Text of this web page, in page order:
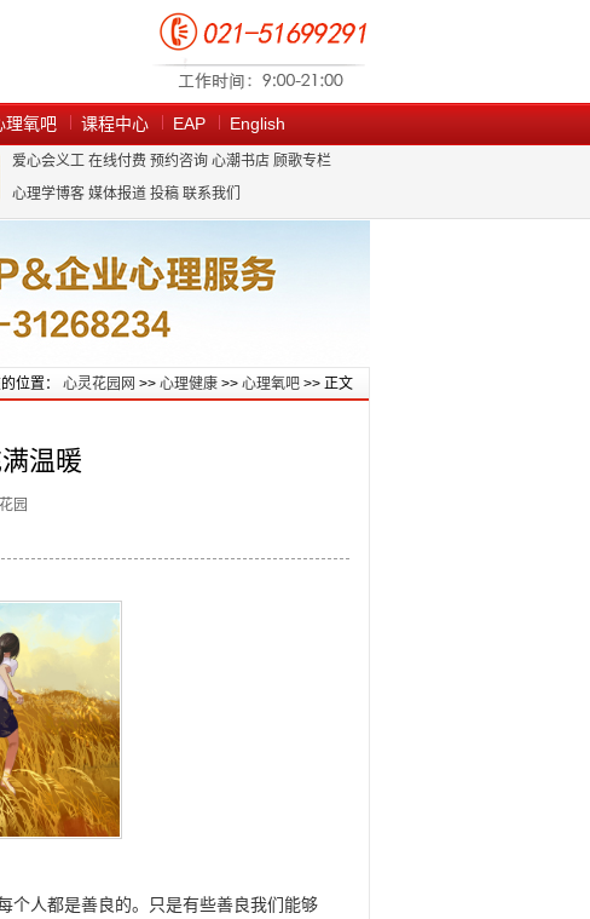
理氧吧 课程中心 EAP English
爱心会义工 在线付费 预约咨询 心潮书店 顾歌专栏
心理学博客 媒体报道 投稿 联系我们
位置： 心灵花园网 >> 心理健康 >> 心理氧吧 >> 正文
温暖
园
人都是善良的。只是有些善良我们能够